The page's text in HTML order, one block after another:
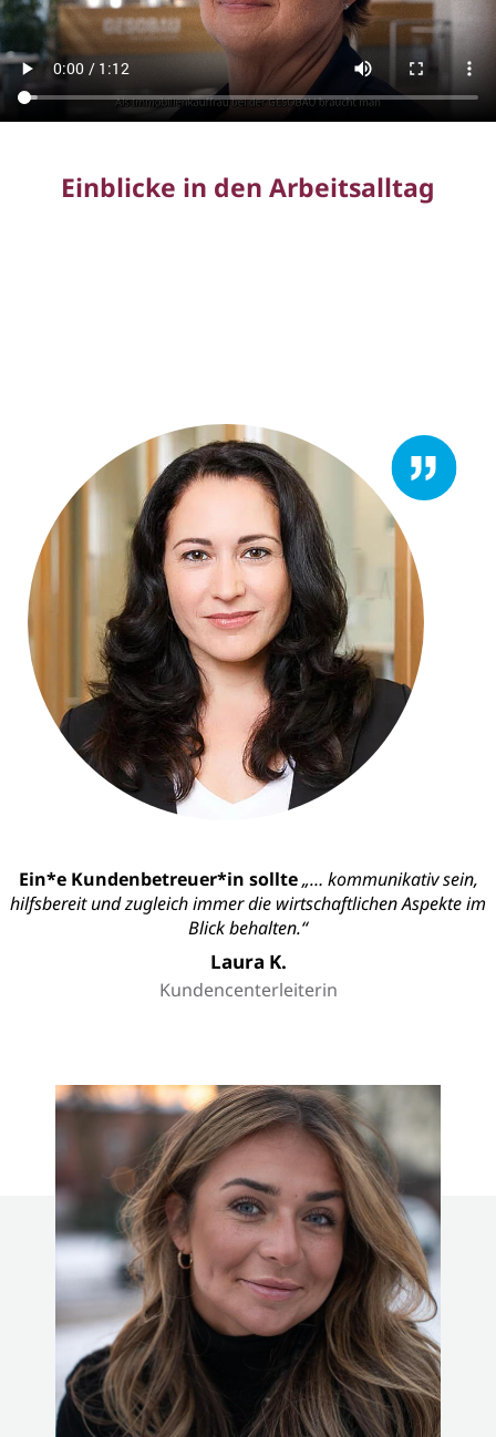
Einblicke in den Arbeitsalltag
Ein*e Kundenbetreuer*in sollte „… kommunikativ sein,
hilfsbereit und zugleich immer die wirtschaftlichen Aspekte im
Blick behalten.“
Laura K.
Kundencenterleiterin